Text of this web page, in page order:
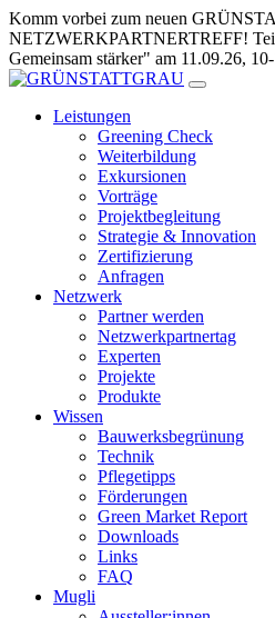
Zum
Inhalt
springen
Komm vorbei zum neuen
NETZWERKPARTNERTREFF!
Gemeinsam stärker" am 11.09.26,
Leistungen
Greening Check
Weiterbildung
Exkursionen
Vorträge
Projektbegleitung
Strategie & Innovation
Zertifizierung
Anfragen
Netzwerk
Partner werden
Netzwerkpartnertag
Experten
Projekte
Produkte
Wissen
Bauwerksbegrünung
Technik
Pflegetipps
Förderungen
Green Market Report
Downloads
Links
FAQ
Mugli